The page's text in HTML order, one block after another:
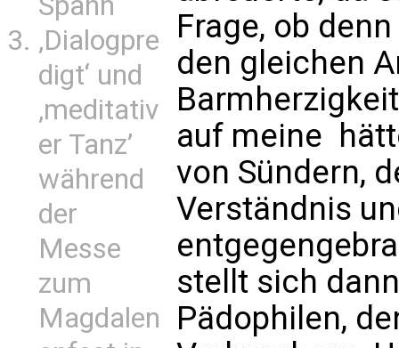
‚Dialogpre
digt‘ und
‚meditativ
er Tanz’
während
der
Messe
zum
Magdalen
Frage, ob
den gleichen
auf meine 
von Sündern,
Verständnis
stellt sich
Pädophilen,